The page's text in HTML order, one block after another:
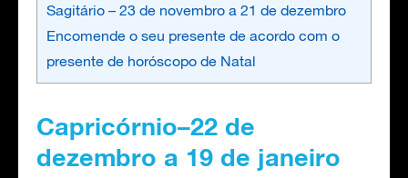
Sagitário – 23 de novembro a 21 de dezembro
Encomende o seu presente de acordo com o
presente de horóscopo de Natal
Capricórnio–22 de
dezembro a 19 de janeiro